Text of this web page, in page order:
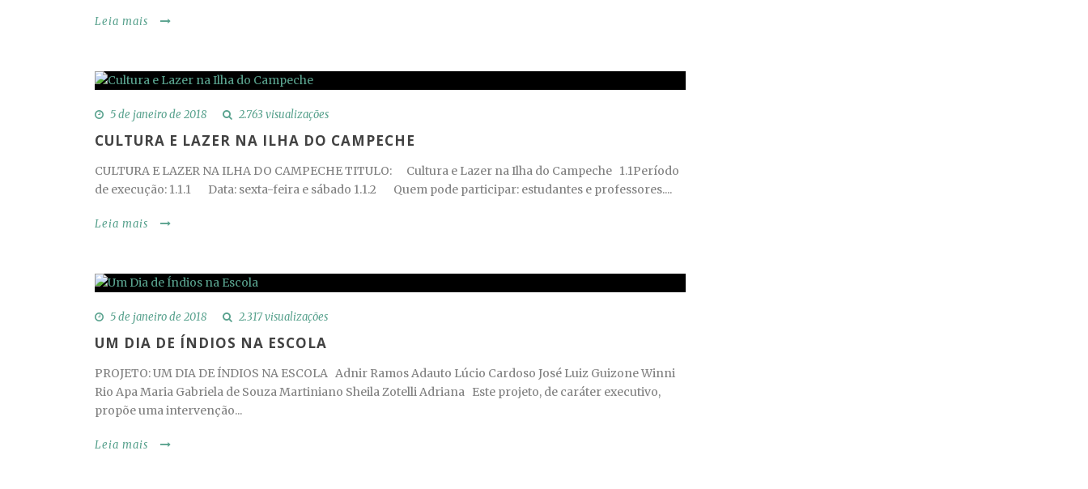
Leia mais
5 de janeiro de 2018 2.763 visualizações
CULTURA E LAZER NA ILHA DO CAMPECHE
CULTURA E LAZER NA ILHA DO CAMPECHE TITULO: Cultura e Lazer na Ilha do Campeche 1.1Período
de execução: 1.1.1 Data: sexta-feira e sábado 1.1.2 Quem pode participar: estudantes e professores....
Leia mais
5 de janeiro de 2018 2.317 visualizações
UM DIA DE ÍNDIOS NA ESCOLA
PROJETO: UM DIA DE ÍNDIOS NA ESCOLA Adnir Ramos Adauto Lúcio Cardoso José Luiz Guizone Winni
Rio Apa Maria Gabriela de Souza Martiniano Sheila Zotelli Adriana Este projeto, de caráter executivo,
propõe uma intervenção...
Leia mais